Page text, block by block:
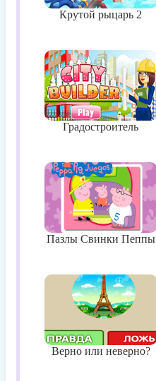
Крутой рыцарь 2
Градостроитель
Пазлы Свинки Пеппы
Верно или неверно?